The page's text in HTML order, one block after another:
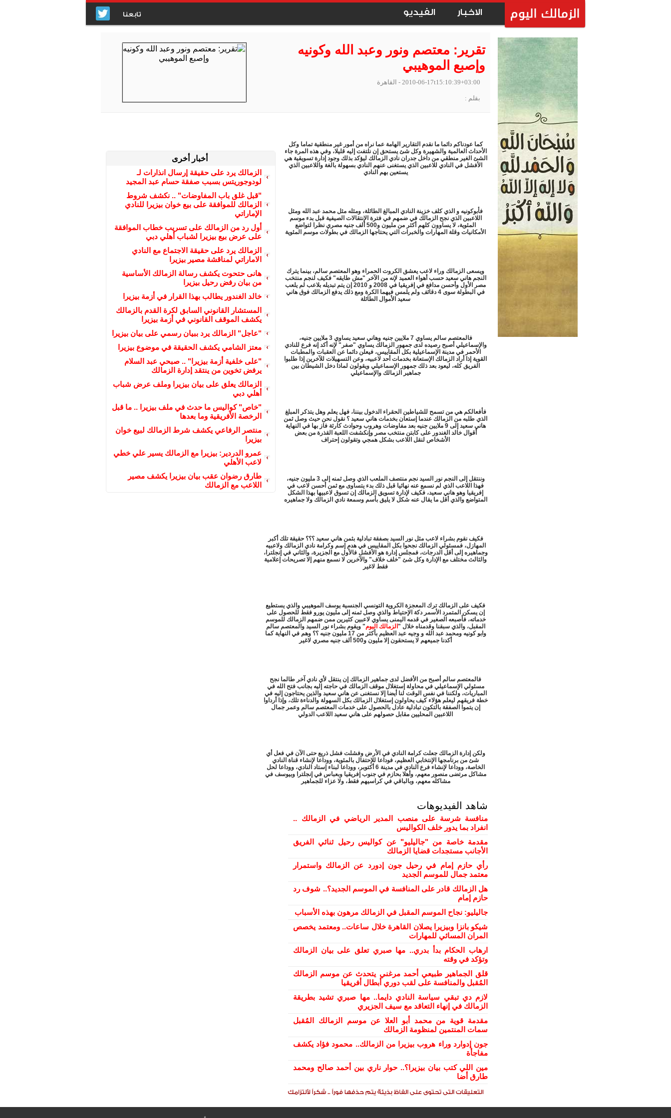
الاخبار الفيديو تابعنا
تقرير: معتصم ونور وعبد الله وكونيه
وإصبع الموهيبي
2010-06-17t15:10:39+03:00 - القاهرة
بقلم :
أخبار أخرى
الزمالك يرد على حقيقة إرسال انذارات لـ
لودوجوريتس بسبب صفقة حسام عبد المجيد
"قبل غلق باب المفاوضات" .. نكشف شروط
الزمالك للموافقة على بيع خوان بيزيرا للنادي
الإماراتي
أول رد من الزمالك على تسريب خطاب الموافقة
على عرض بيع بيزيرا لشباب أهلي دبي
الزمالك يرد على حقيقة الاجتماع مع النادي
الاماراتي لمناقشة مصير بيزيرا
هانى حتحوت يكشف رسالة الزمالك الأساسية
من بيان رفض رحيل بيزيرا
خالد الغندور يطالب بهذا القرار في أزمة بيزيرا
المستشار القانوني السابق لكرة القدم بالزمالك
يكشف الموقف القانوني في أزمة بيزيرا
"عاجل" الزمالك يرد ببيان رسمي على بيان بيزيرا
معتز الشامي يكشف الحقيقة في موضوع بيزيرا
"على خلفية أزمة بيزيرا" .. صبحي عبد السلام
يرفض تخوين من ينتقد إدارة الزمالك
الزمالك يعلق على بيان بيزيرا وملف عرض شباب
أهلي دبي
"خاص" كواليس ما حدث في ملف بيزيرا .. ما قبل
الرخصة الأفريقية وما بعدها
منتصر الرفاعي يكشف شرط الزمالك لبيع خوان
بيزيرا
عمرو الدردير: بيزيرا مع الزمالك يسير علي خطي
لاعب الأهلي
طارق رضوان عقب بيان بيزيرا يكشف مصير
اللاعب مع الزمالك
كما عودناكم دائما ما نقدم التقارير الهامة عما نراه من أمور غير منطقية تماما وكل
الأحداث العالمية والشهيرة وكل شئ يستحق إن نلتفت إليه قليلا، وفي هذه المرة جاء
الشئ الغير منطقي من داخل جدران نادي الزمالك ليؤكد بذلك وجود إدارة تسويقية هي
الأفشل في النادي للاعبين الذي يستغنى عنهم النادي بسهولة بالغة واللاعبين الذي
يستعين بهم النادي
فأبوكونيه و الذي كلف خزينة النادي المبالغ الطائلة، ومثله مثل محمد عبد الله ومثل
اللاعبين الذي نجح الزمالك في ضمهم في فترة الإنتقالات الصيفية قبل بدء موسم
المئوية، لا يساوون كلهم أكثر من مليون و500 ألف جنيه مصري نظرا لتواضع
الأمكانيات وقلة المهارات والخبرات التي يحتاجها الزمالك في بطولات موسم المئوية
ويسعى الزمالك وراء لاعب يعشق الكروت الحمراء وهو المعتصم سالم، بينما يترك
النجم هاني سعيد حسب أهواء العميد لإنه من الآخر "مش طايقه" فكيف لنجم منتخب
مصر الأول وأحسن مدافع في إفريقيا في 2008 و 2010 إن يتم تبديله بلاعب لم يلعب
في البطولة سوى 4 دقائف ولم يلمس فيهما الكرة ومع ذلك يدفع الزمالك فوق هاني
سعيد الأموال الطائلة
فالمعتصم سالم يساوي 7 ملايين جنيه وهاني سعيد يساوي 3 ملايين جنيه،
والإسماعيلي أصبح رصيده لدى جمهور الزمالك يساوي "صفر" لإنه أكد إنه فرع للنادي
الأحمر في مدينة الإسماعيلية بكل المقاييس، فيعلن دائما عن العقبات والمطبات
القوية إذا أراد الزمالك الإستعانة بخدمات أحد لاعبيه، وعن التسهيلات للآخرين إذا طلبوا
الفريق كله، ليعود بعد ذلك جمهور الإسماعيلي ويقولون لماذا دخل الشيطان بين
جماهير الزمالك والإسماعيلي
فأفعالكم هي من تسمح للشياطين الحقراء الدخول بيننا، فهل يعلم وهل يتذكر المبلغ
الذي طلبه من الزمالك عندما إستعان بخدمات هاني سعيد ؟ نقول نحن حيث وصل ثمن
هاني سعيد إلى 9 ملايين جنيه بعد مفاوضات وهروب وحوادث كارثة فاز بها في النهاية
أقوال خالد الغندور على كابتن منتخب مصر وإنكشفت اللعبة القذرة من بعض
الأشخاص لنقل اللاعب بشكل همجي وتقولون إحتراف
وننتقل إلى النجم نور السيد نجم منتصف الملعب الذي وصل ثمنه إلى 3 مليون جنيه،
فهذا اللاعب الذي لم نسمع عنه نهائيا قبل ذلك بدء يتساوى مع ثمن أحسن لاعب في
إفريقيا وهو هاني سعيد، فكيف لإدارة تسويق الزمالك إن تسوق لاعبيها بهذا الشكل
المتواضع والذي أقل ما يقال عنه شكل لا يليق بأسم وسمعة نادي الزمالك ولا جماهيره
فكيف نقوم بشراء لاعب مثل نور السيد بصفقة تبادلية بثمن هاني سعيد ؟؟؟ حقيقة تلك أكبر
المهازل، فمسئولي الزمالك نجحوا بكل المقاييس في هدم إسم وكرامة نادي الزمالك ولاعبيه
وجماهيره إلى أقل الدرجات، فمجلس إدارة هو الأفشل فالأول مع الجزيرة، والثاني في إنجلترا،
والثالث مختلف مع الإدارة وكل شئ "خلف خلاف" والآخرين لا نسمع منهم إلا تصريحات إعلامية
فقط لاغير
فكيف على الزمالك ترك المعجزة الكروية التونسي الجنسية يوسف الموهيبي والذي يستطيع
إن يسكن المتمرد الأسمر دكة الإحتياط والذي وصل ثمنه إلى مليون يورو فقط للحصول على
خدماته، فأصبعه الصغير في قدمه اليمنى يساوي لاعبين كثيرين ممن ضمهم الزمالك للموسم
المقبل، والذي سبقنا وقدمناه خلال " الزمالك اليوم" ويقوم بشراء نور السيد والمعتصم سالم
وابو كونيه ومحمد عبد الله و وجيه عبد العظيم بأكثر من 17 مليون جنيه ؟؟ وهم في النهاية كما
أكدنا جميعهم لا يستحقون إلا مليون و500 ألف جنيه مصري لاغير
فالمعتصم سالم أصبح من الأفضل لدى جماهير الزمالك إن ينتقل لأي نادي آخر طالما نجح
مسئولي الإسماعيلي في محاولة إستغلال موقف الزمالك في حاجته إليه بجانب فتح الله في
المباريات، ولكننا في نفس الوقت لنا أيضا إلا نستغنى عن هاني سعيد والذين يحتاجون إليه في
خطة فريقهم ليعلم هؤلاء كيف يحاولون إستغلال الزمالك بكل السهولة والدناءة تلك، وإذا أرداوا
إن يتموا الصفقة بالتكون تبادلية عادل بالحصول على خدمات المعتصم سالم وعمر جمال
اللاعبين المحليين مقابل حصولهم على هاني سعيد اللاعب الدولي
ولكن إدارة الزمالك جعلت كرامة النادي في الأرض وفشلت فشل ذريع حتى الآن في فعل أي
شئ من برنامجها الإنتخابي العظيم، فوداعا للإحتفال بالمئوية، ووداعا لإنشاء قناة النادي
الخاصة، ووداعا لإنشاء فرع النادي في مدينة 6 أكتوبر، ووداعا لبناء إستاد النادي، ووداعا لحل
مشاكل مرتضى منصور معهم، وأهلا بحازم في جنوب إفريقيا وبعباس في إنجلترا وبيوسف في
مشاكله معهم، وبالباقي في كراسيهم فقط، ولا عزاء للجماهير
شاهد الفيديوهات
منافسة شرسة على منصب المدير الرياضي في الزمالك ..
انفراد بما يدور خلف الكواليس
مقدمة خاصة من "جاليليو" عن كواليس رحيل ثنائي الفريق
الأجانب مستجدات قضايا الزمالك
رأي حازم إمام في رحيل جون إدورد عن الزمالك واستمرار
معتمد جمال للموسم الجديد
هل الزمالك قادر على المنافسة في الموسم الجديد؟.. شوف رد
حازم إمام
جاليليو: نجاح الموسم المقبل في الزمالك مرهون بهذه الأسباب
شيكو بانزا وبيزيرا يصلان القاهرة خلال ساعات.. ومعتمد يخصص
المران المسائي للمهارات
ارهاب الحكام بدأ بدري.. مها صبري تعلق على بيان الزمالك
وتؤكد في وقته
قلق الجماهير طبيعي أحمد مرغني يتحدث عن موسم الزمالك
المُقبل والمنافسة على لقب دوري أبطال أفريقيا
لازم دي تبقي سياسة النادي دايما.. مها صبري تشيد بطريقة
الزمالك في إنهاء التعاقد مع سيف الجزيري
مقدمة قوية من محمد أبو العلا عن موسم الزمالك المُقبل
سمات المنتمين لمنظومة الزمالك
جون إدوارد وراء هروب بيزيرا من الزمالك.. محمود فؤاد يكشف
مفاجأة
مين اللي كتب بيان بيزيرا؟.. حوار ناري بين أحمد صالح ومحمد
طارق أضا